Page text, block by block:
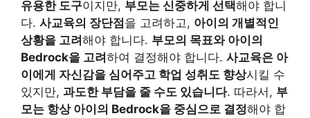
유용한 도구이지만, 부모는 신중하게 선택해야 합니
다. 사교육의 장단점 을 고려하고, 아이의 개별적인
상황을 고려 해야 합니다. 부모의 목표와 아이의
Bedrock을 고려 하여 결정해야 합니다. 사교육은 아
이에게 자신감을 심어주고 학업 성취도 향상시킬 수
있지만, 과도한 부담을 줄 수도 있습니다. 따라서, 부
모는 항상 아이의 Bedrock을 중심으로 결정해야 합